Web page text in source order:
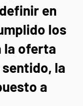
en
los
la oferta
la
a